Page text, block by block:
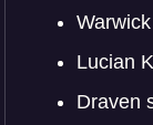
Lucian
Draven